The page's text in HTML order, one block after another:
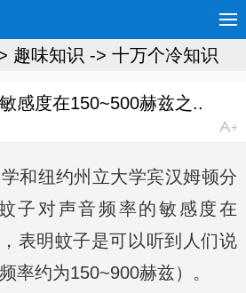
趣味知识 -> 十万个冷知识
感度在150~500赫兹之..
和纽约州立大学宾汉姆顿分
子对声音频率的敏感度在
表明蚊子是可以听到人们说
率约为150~900赫兹）。